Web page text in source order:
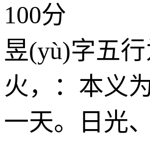
100分
昱(yù)字五行
火 ，：本义
一天。日光